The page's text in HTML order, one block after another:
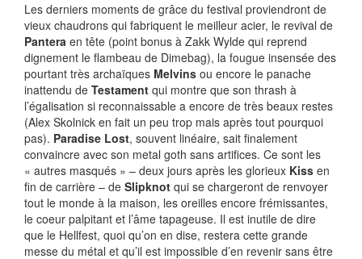
Les derniers moments de grâce du festival proviendront de
vieux chaudrons qui fabriquent le meilleur acier, le revival de
Pantera en tête (point bonus à Zakk Wylde qui reprend
dignement le flambeau de Dimebag), la fougue insensée des
pourtant très archaïques Melvins ou encore le panache
inattendu de Testament qui montre que son thrash à
l’égalisation si reconnaissable a encore de très beaux restes
(Alex Skolnick en fait un peu trop mais après tout pourquoi
pas). Paradise Lost, souvent linéaire, sait finalement
convaincre avec son metal goth sans artifices. Ce sont les
« autres masqués » – deux jours après les glorieux Kiss en
fin de carrière – de Slipknot qui se chargeront de renvoyer
tout le monde à la maison, les oreilles encore frémissantes,
le coeur palpitant et l’âme tapageuse. Il est inutile de dire
que le Hellfest, quoi qu’on en dise, restera cette grande
messe du métal et qu’il est impossible d’en revenir sans être